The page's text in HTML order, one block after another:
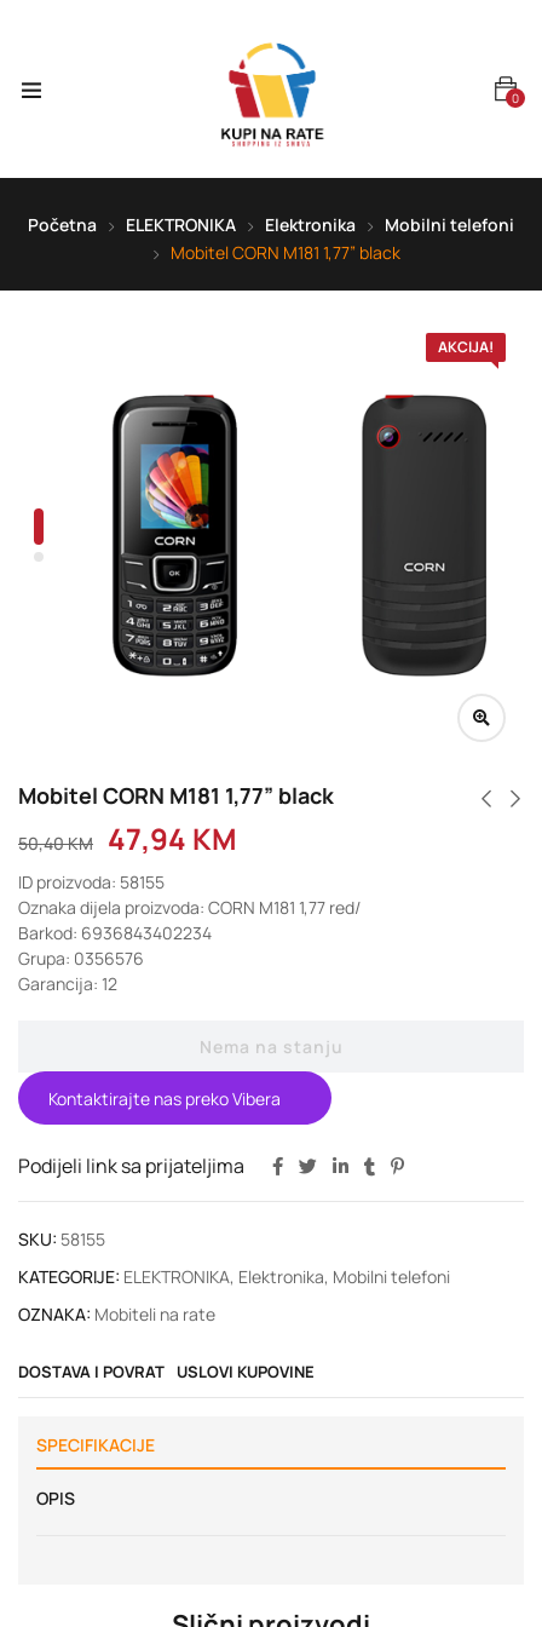
0
Početna ELEKTRONIKA Elektronika
Mobilni telefoni
Mobitel CORN M181 1,77” black
AKCIJA!
Mobitel CORN M181 1,77” black
50,40KM 47,94 KM
ID proizvoda: 58155
Oznaka dijela proizvoda: CORN M181 1,77 red/
Barkod: 6936843402234
Grupa: 0356576
Garancija: 12
Nema na stanju
Kontaktirajte nas preko Vibera
Podijeli link sa prijateljima
SKU: 58155
KATEGORIJE: ELEKTRONIKA, Elektronika, Mobilni telefoni
OZNAKA: Mobiteli na rate
DOSTAVA I POVRAT USLOVI KUPOVINE
SPECIFIKACIJE
OPIS